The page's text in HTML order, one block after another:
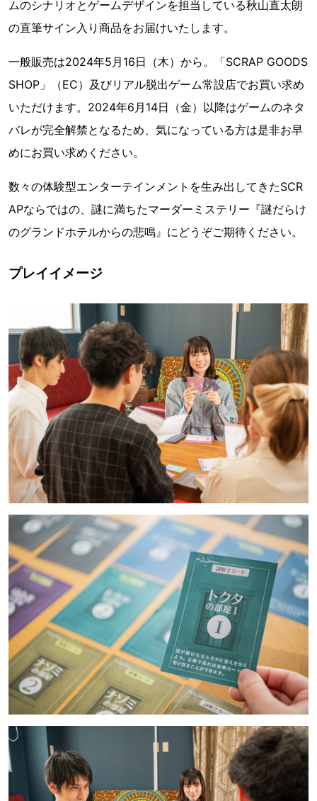
ムのシナリオとゲームデザインを担当している秋山直太朗
の直筆サイン入り商品をお届けいたします。
一般販売は2024年5月16日（木）から。「SCRAP GOODS
SHOP」（EC）及びリアル脱出ゲーム常設店でお買い求め
いただけます。2024年6月14日（金）以降はゲームのネタ
バレが完全解禁となるため、気になっている方は是非お早
めにお買い求めください。
数々の体験型エンターテインメントを生み出してきたSCR
APならではの、謎に満ちたマーダーミステリー『謎だらけ
のグランドホテルからの悲鳴』にどうぞご期待ください。
プレイイメージ